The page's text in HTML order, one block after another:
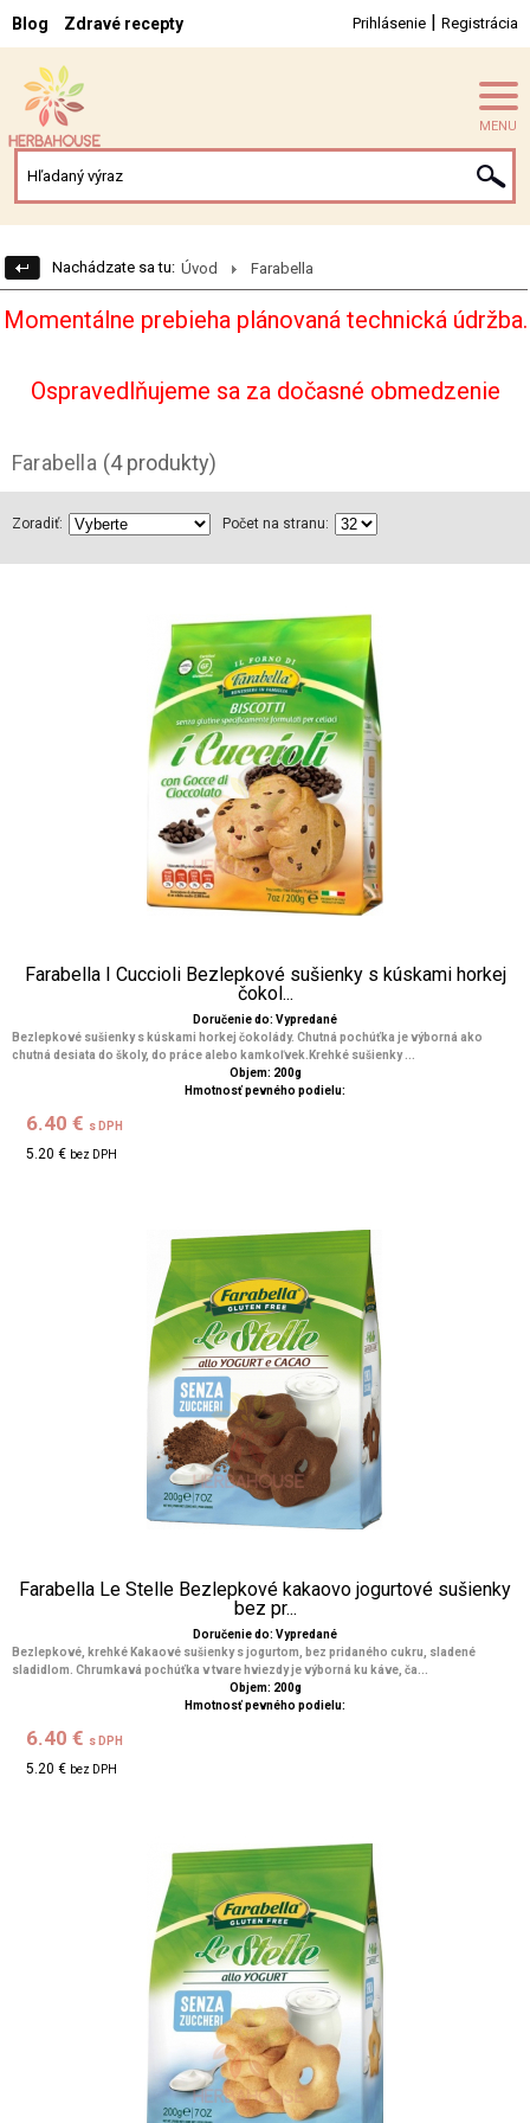
Blog Zdravé recepty Prihlásenie | Registrácia
MENU
Nachádzate sa tu: Úvod Farabella
Momentálne prebieha plánovaná technická údržba.
Ospravedlňujeme sa za dočasné obmedzenie
Farabella (4 produkty)
Zoradiť: Počet na stranu:
Farabella I Cuccioli Bezlepkové sušienky s kúskami horkej
čokol...
Doručenie do: Vypredané
Bezlepkové sušienky s kúskami horkej čokolády. Chutná pochúťka je výborná ako
chutná desiata do školy, do práce alebo kamkoľvek.Krehké sušienky ...
Objem: 200g
Hmotnosť pevného podielu:
6.40 € s DPH
5.20 € bez DPH
Farabella Le Stelle Bezlepkové kakaovo jogurtové sušienky
bez pr...
Doručenie do: Vypredané
Bezlepkové, krehké Kakaové sušienky s jogurtom, bez pridaného cukru, sladené
sladidlom. Chrumkavá pochúťka v tvare hviezdy je výborná ku káve, ča...
Objem: 200g
Hmotnosť pevného podielu:
6.40 € s DPH
5.20 € bez DPH